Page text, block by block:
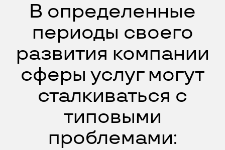
В определенные
периоды своего
развития компании
сферы услуг могут
сталкиваться с
типовыми
проблемами: